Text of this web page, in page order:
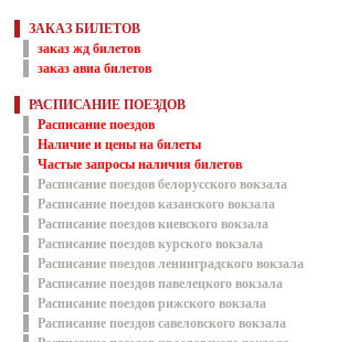
ЗАКАЗ БИЛЕТОВ
заказ жд билетов
заказ авиа билетов
РАСПИСАНИЕ ПОЕЗДОВ
Расписание поездов
Наличие и цены на билеты
Частые запросы наличия билетов
Расписание поездов белорусского вокзала
Расписание поездов казанского вокзала
Расписание поездов киевского вокзала
Расписание поездов курского вокзала
Расписание поездов ленинградского вокзала
Расписание поездов павелецкого вокзала
Расписание поездов рижского вокзала
Расписание поездов савеловского вокзала